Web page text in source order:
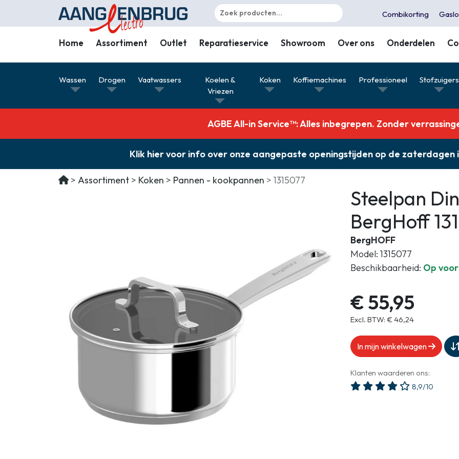
Combikorting
Home Assortiment Outlet Reparatieservice Showroom Over ons Onderdelen
Wassen Drogen Vaatwassers
Koelen &
Vriezen
Koken Koffiemachines Professioneel Stofzuigers
Drogen
Vaatwassers
Professioneel
Combikorting
Gasloos koken
Zakelijk
AGBE All-in Service™: Alles inbegrepen. Zonder
Klik hier voor info over onze aangepaste openingstijden op de zaterdagen
Assortiment Koken Pannen - kookpannen 1315077
Steelpan
BergHoff
BergHOFF
Model: 1315077
Beschikbaarheid: Op
€ 55,95
Excl. BTW: € 46,24
In mijn winkelwagen
Klanten waarderen ons:
8,9/10